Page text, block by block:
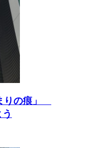
りの痕」